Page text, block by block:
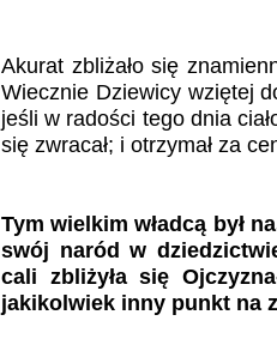
Akurat zbliżało się
Wiecznie Dziewicy wziętej
jeśli w radości tego dnia
się zwracał; i otrzymał za
Tym wielkim władcą był
swój naród w
cali zbliżyła się
jakikolwiek inny punkt na